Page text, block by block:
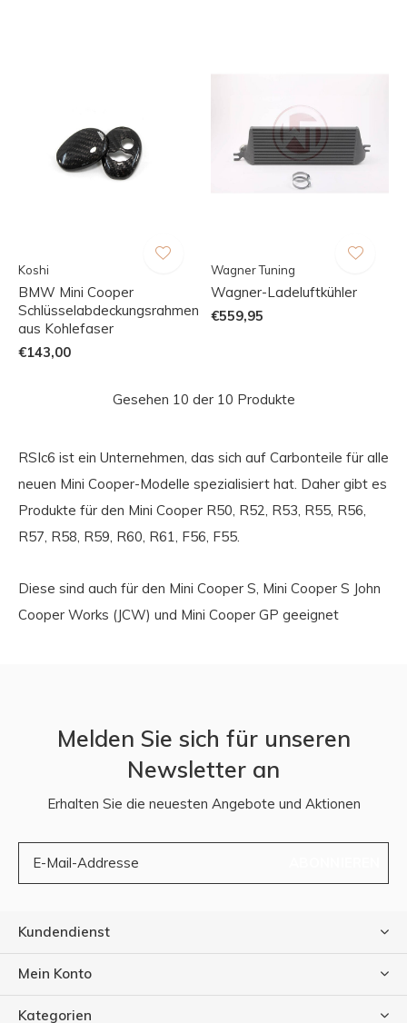
Koshi
BMW Mini Cooper
Schlüsselabdeckungsrahmen
aus Kohlefaser
€143,00
Wagner Tuning
Wagner-Ladeluftkühler
€559,95
Gesehen 10 der 10 Produkte
RSIc6 ist ein Unternehmen, das sich auf Carbonteile für alle
neuen Mini Cooper-Modelle spezialisiert hat. Daher gibt es
Produkte für den Mini Cooper R50, R52, R53, R55, R56,
R57, R58, R59, R60, R61, F56, F55.
Diese sind auch für den Mini Cooper S, Mini Cooper S John
Cooper Works (JCW) und Mini Cooper GP geeignet
Melden Sie sich für unseren
Newsletter an
Erhalten Sie die neuesten Angebote und Aktionen
Kundendienst
Mein Konto
Kategorien